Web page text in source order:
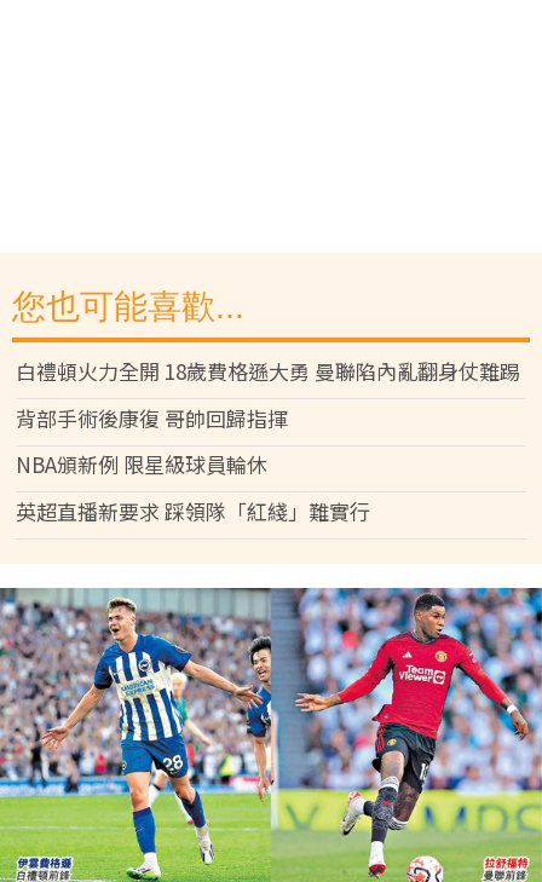
您也可能喜歡...
白禮頓火力全開 18歲費格遜大勇 曼聯陷內亂翻身仗難踢
背部手術後康復 哥帥回歸指揮
NBA頒新例 限星級球員輪休
英超直播新要求 踩領隊「紅綫」難實行